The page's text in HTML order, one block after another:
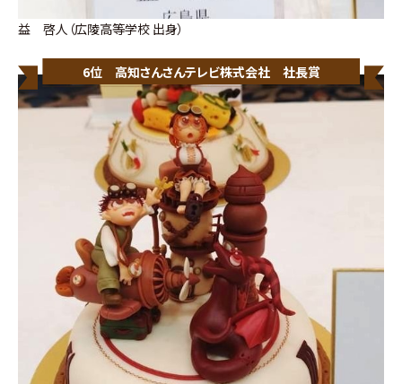
益 啓人（広陵高等学校 出身）
6位 高知さんさんテレビ株式会社 社長賞